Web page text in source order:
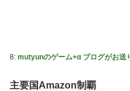
連合のモルモット部隊の
【ウルトラQ】 「ナメゴ
【デレマス】 橘ありす「
8: mutyunのゲーム+α ブログがお送
主要国Amazon制覇